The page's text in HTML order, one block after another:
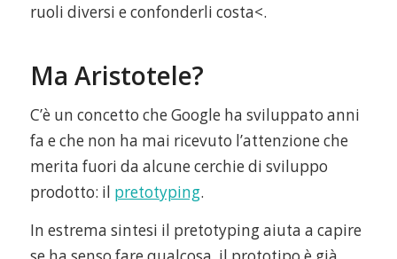
ruoli diversi e confonderli costa<.
Ma Aristotele?
C’è un concetto che Google ha sviluppato anni
fa e che non ha mai ricevuto l’attenzione che
merita fuori da alcune cerchie di sviluppo
prodotto: il pretotyping.
In estrema sintesi il pretotyping aiuta a capire